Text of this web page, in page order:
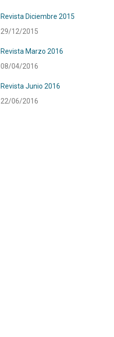
Revista Diciembre 2015
29/12/2015
Revista Marzo 2016
08/04/2016
Revista Junio 2016
22/06/2016